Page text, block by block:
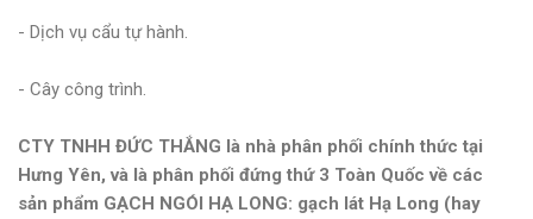
- Dịch vụ cẩu tự hành.
- Cây công trình.
CTY TNHH ĐỨC THẮNG là nhà phân phối chính thức tại
Hưng Yên, và là phân phối đứng thứ 3 Toàn Quốc về các
sản phẩm GẠCH NGÓI HẠ LONG: gạch lát Hạ Long (hay